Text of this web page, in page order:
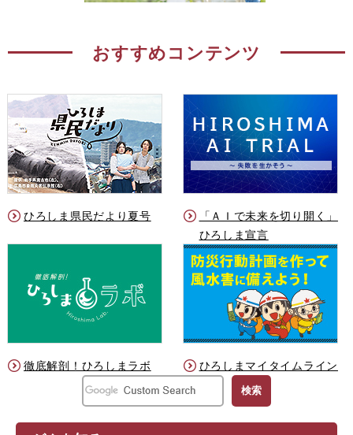
おすすめコンテンツ
ひろしま県民だより夏号
「ＡＩで未来を切り開く」
ひろしま宣言
徹底解剖！ひろしまラボ
ひろしまマイタイムライン
G